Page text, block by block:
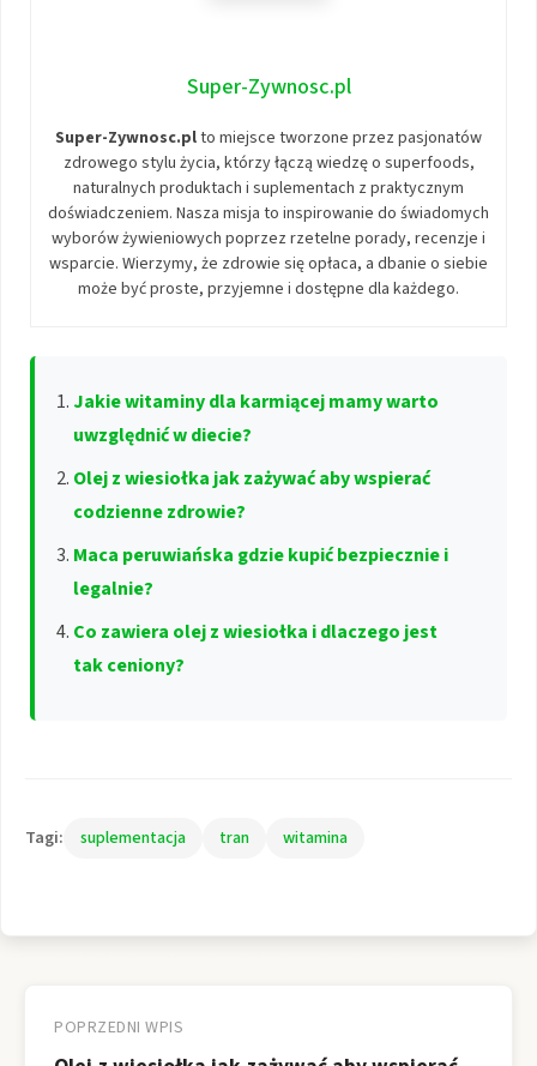
Super-Zywnosc.pl
Super-Zywnosc.plto miejsce tworzone przez pasjonatów
zdrowego stylu życia, którzy łączą wiedzę o superfoods,
naturalnych produktach i suplementach z praktycznym
doświadczeniem. Nasza misja to inspirowanie do świadomych
wyborów żywieniowych poprzez rzetelne porady, recenzje i
wsparcie. Wierzymy, że zdrowie się opłaca, a dbanie o siebie
może być proste, przyjemne i dostępne dla każdego.
Jakie witaminy dla karmiącej mamy warto
uwzględnić w diecie?
Olej z wiesiołka jak zażywać aby wspierać
codzienne zdrowie?
Maca peruwiańska gdzie kupić bezpiecznie i
legalnie?
Co zawiera olej z wiesiołka i dlaczego jest
tak ceniony?
Tagi: suplementacja tran witamina
wpisu
POPRZEDNI WPIS